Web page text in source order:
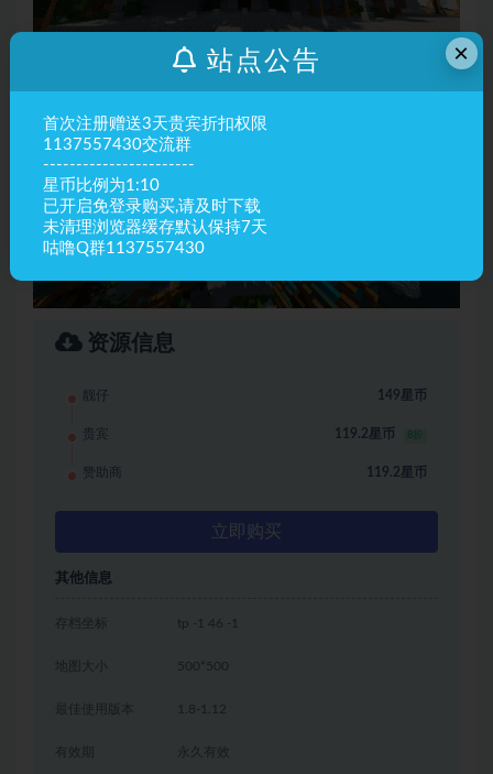
资源信息
靓仔 149星币
贵宾 119.2星币 8折
赞助商 119.2星币
立即购买
其他信息
存档坐标 tp -1 46 -1
地图大小 500*500
最佳使用版本 1.8-1.12
有效期 永久有效
×
站点公告
首次注册赠送3天贵宾折扣权限
1137557430交流群
-----------------------
星币比例为1:10
已开启免登录购买,请及时下载
未清理浏览器缓存默认保持7天
咕噜Q群1137557430